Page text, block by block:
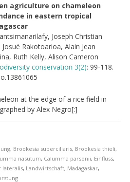
agriculture on chameleon
in eastern tropical
Joseph Christian
Rakotoarioa, Alain Jean
Ruth Kelly, Alison Cameron
conservation 3(2): 99-118.
at the edge of a rice field in
by Alex Negro[:]
, Brookesia superciliaris, Brookesia thieli,
nasutum, Calumma parsonii, Einfluss,
lateralis, Landwirtschaft, Madagaskar,